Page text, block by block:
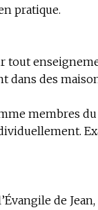
pratique.
tout
dans des
membres
de